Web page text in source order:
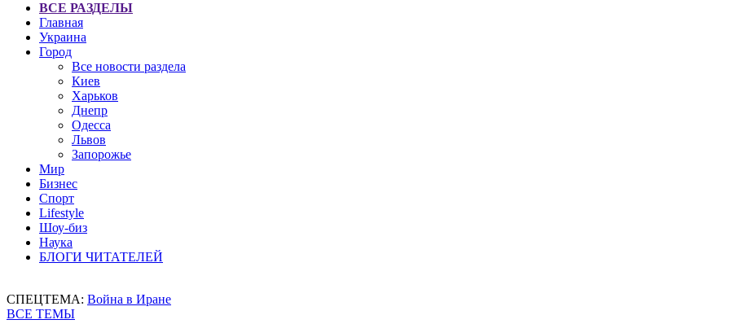
ВСЕ РАЗДЕЛЫ
Главная
Украина
Город
Все новости раздела
Киев
Харьков
Днепр
Одесса
Львов
Запорожье
Мир
Бизнес
Спорт
Lifestyle
Шоу-биз
Наука
БЛОГИ ЧИТАТЕЛЕЙ
СПЕЦТЕМА: Война в Иране
ВСЕ ТЕМЫ